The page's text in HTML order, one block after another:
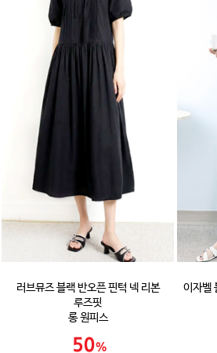
러브뮤즈 블랙 반오픈 핀턱 넥 리본
루즈핏
롱 원피스
이자벨